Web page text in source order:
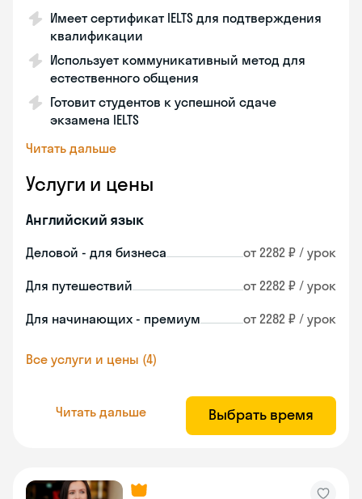
Имеет сертификат IELTS для подтверждения
квалификации
Использует коммуникативный метод для
естественного общения
Готовит студентов к успешной сдаче
экзамена IELTS
Читать дальше
Услуги и цены
Английский язык
Деловой - для бизнеса от 2282 ₽ / урок
Для путешествий от 2282 ₽ / урок
Для начинающих - премиум от 2282 ₽ / урок
Все услуги и цены (4)
Читать дальше Выбрать время